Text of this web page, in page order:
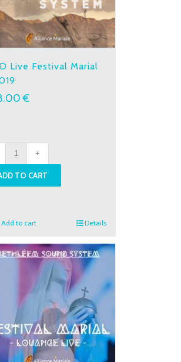
Live Festival Marial
€
CD
Live
Festival
quantity
TO CART
Add to cart Details